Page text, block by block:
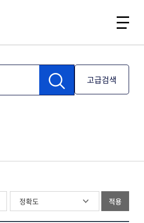
고급검색
적용